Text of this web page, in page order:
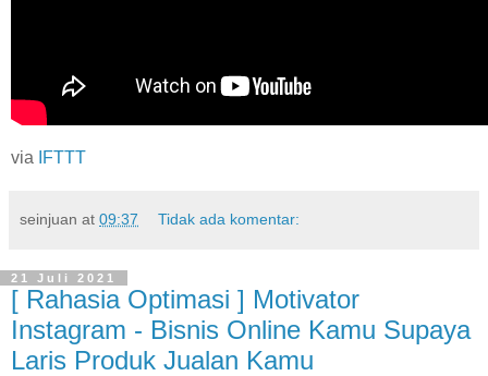
via IFTTT
seinjuan at 09:37 Tidak ada komentar:
21 Juli 2021
[ Rahasia Optimasi ] Motivator
Instagram - Bisnis Online Kamu Supaya
Laris Produk Jualan Kamu